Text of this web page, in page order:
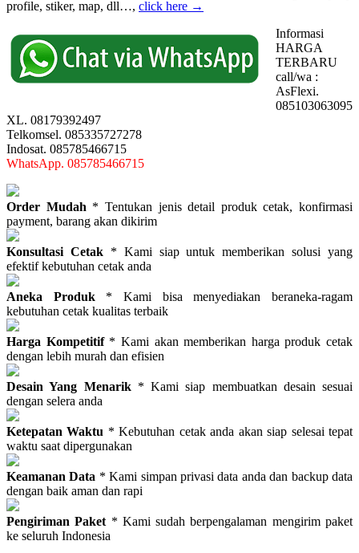
profile, stiker, map, dll…, click here →
Informasi
HARGA
TERBARU
call/wa :
AsFlexi.
085103063095
XL. 08179392497
Telkomsel. 085335727278
Indosat. 085785466715
WhatsApp. 085785466715
Order Mudah * Tentukan jenis detail produk cetak, konfirmasi
payment, barang akan dikirim
Konsultasi Cetak* Kami siap untuk memberikan solusi yang
efektif kebutuhan cetak anda
Aneka Produk * Kami bisa menyediakan beraneka-ragam
kebutuhan cetak kualitas terbaik
Harga Kompetitif* Kami akan memberikan harga produk cetak
dengan lebih murah dan efisien
Desain Yang Menarik* Kami siap membuatkan desain sesuai
dengan selera anda
Ketepatan Waktu * Kebutuhan cetak anda akan siap selesai tepat
waktu saat dipergunakan
Keamanan Data * Kami simpan privasi data anda dan backup data
dengan baik aman dan rapi
Pengiriman Paket * Kami sudah berpengalaman mengirim paket
ke seluruh Indonesia